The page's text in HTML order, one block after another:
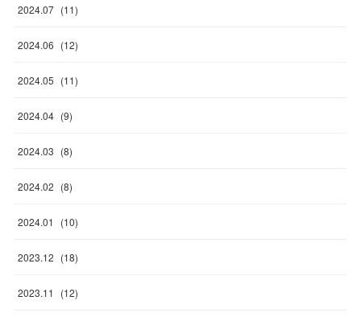
2024.07 (11)
2024.06 (12)
2024.05 (11)
2024.04 (9)
2024.03 (8)
2024.02 (8)
2024.01 (10)
2023.12 (18)
2023.11 (12)